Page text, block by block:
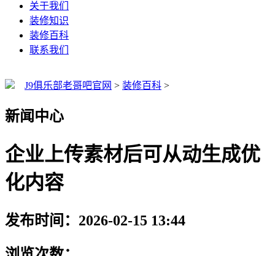
关于我们
装修知识
装修百科
联系我们
J9俱乐部老哥吧官网 > 装修百科 >
新闻中心
企业上传素材后可从动生成优
化内容
发布时间：2026-02-15 13:44